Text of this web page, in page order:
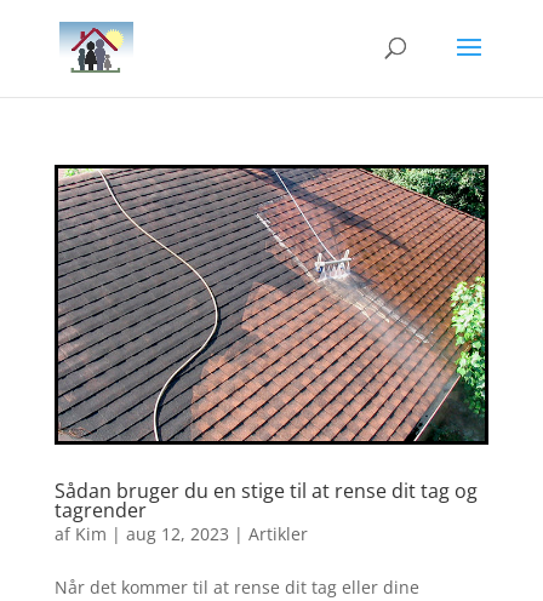
Sådan bruger du en stige til at rense dit tag og
tagrender
af Kim | aug 12, 2023 | Artikler
Når det kommer til at rense dit tag eller dine